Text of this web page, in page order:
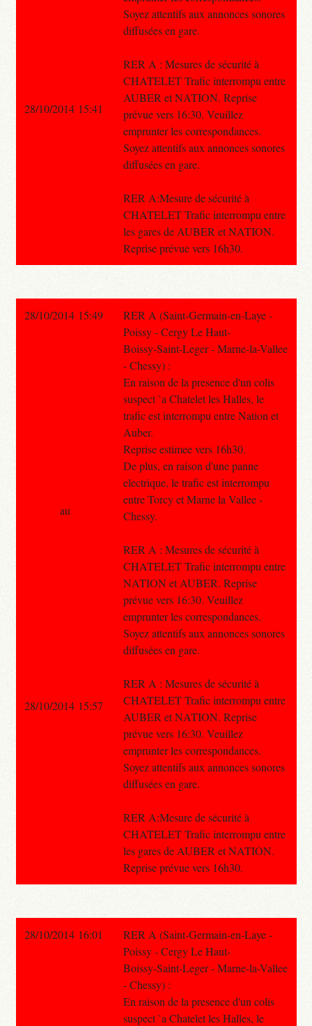
Soyez attentifs aux annonces sonores
diffusées en gare.
RER A : Mesures de sécurité à
CHATELET Trafic interrompu entre
AUBER et NATION. Reprise
prévue vers 16:30. Veuillez
emprunter les correspondances.
Soyez attentifs aux annonces sonores
diffusées en gare.
RER A:Mesure de sécurité à
CHATELET Trafic interrompu entre
les gares de AUBER et NATION.
Reprise prévue vers 16h30.
28/10/2014 15:41
28/10/2014 15:49
RER A (Saint-Germain-en-Laye -
Poissy - Cergy Le Haut-
Boissy-Saint-Leger - Marne-la-Vallee
- Chessy) :
En raison de la presence d'un colis
suspect `a Chatelet les Halles, le
trafic est interrompu entre Nation et
Auber.
Reprise estimee vers 16h30.
De plus, en raison d'une panne
electrique, le trafic est interrompu
entre Torcy et Marne la Vallee -
Chessy.
RER A : Mesures de sécurité à
CHATELET Trafic interrompu entre
NATION et AUBER. Reprise
prévue vers 16:30. Veuillez
emprunter les correspondances.
Soyez attentifs aux annonces sonores
diffusées en gare.
RER A : Mesures de sécurité à
CHATELET Trafic interrompu entre
AUBER et NATION. Reprise
prévue vers 16:30. Veuillez
emprunter les correspondances.
Soyez attentifs aux annonces sonores
diffusées en gare.
RER A:Mesure de sécurité à
CHATELET Trafic interrompu entre
les gares de AUBER et NATION.
Reprise prévue vers 16h30.
au
28/10/2014 15:57
28/10/2014 16:01
RER A (Saint-Germain-en-Laye -
Poissy - Cergy Le Haut-
Boissy-Saint-Leger - Marne-la-Vallee
- Chessy) :
En raison de la presence d'un colis
suspect `a Chatelet les Halles, le